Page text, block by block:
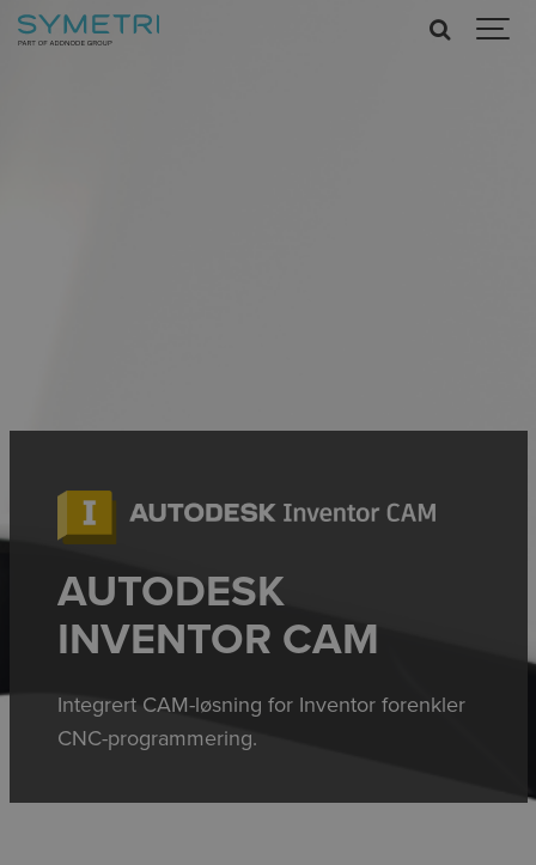
AUTODESK
INVENTOR CAM
Integrert CAM-løsning for Inventor forenkler
CNC-programmering.